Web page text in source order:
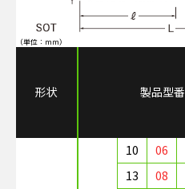
（単位：mm）
形状 製品型番
10 06
13
08